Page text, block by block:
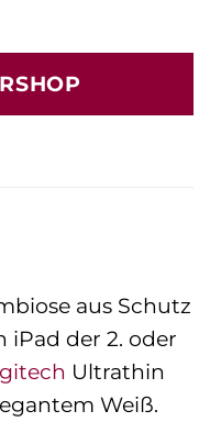
aus Schutz
der 2. oder
Ultrathin
Weiß.